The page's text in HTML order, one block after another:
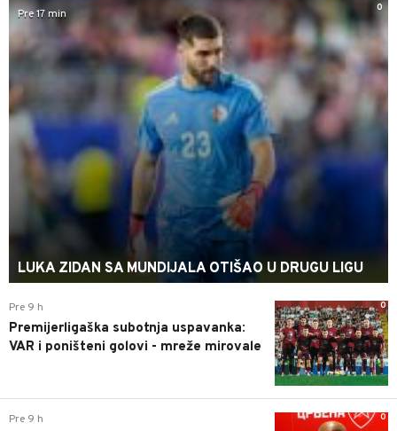
0
Pre 17 min
LUKA ZIDAN SA MUNDIJALA OTIŠAO U DRUGU LIGU
0
Pre 9 h
Premijerligaška subotnja uspavanka:
VAR i poništeni golovi - mreže mirovale
0
Pre 9 h